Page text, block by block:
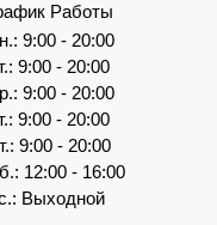
Работы
9:00 - 20:00
9:00 - 20:00
9:00 - 20:00
9:00 - 20:00
9:00 - 20:00
12:00 - 16:00
Выходной